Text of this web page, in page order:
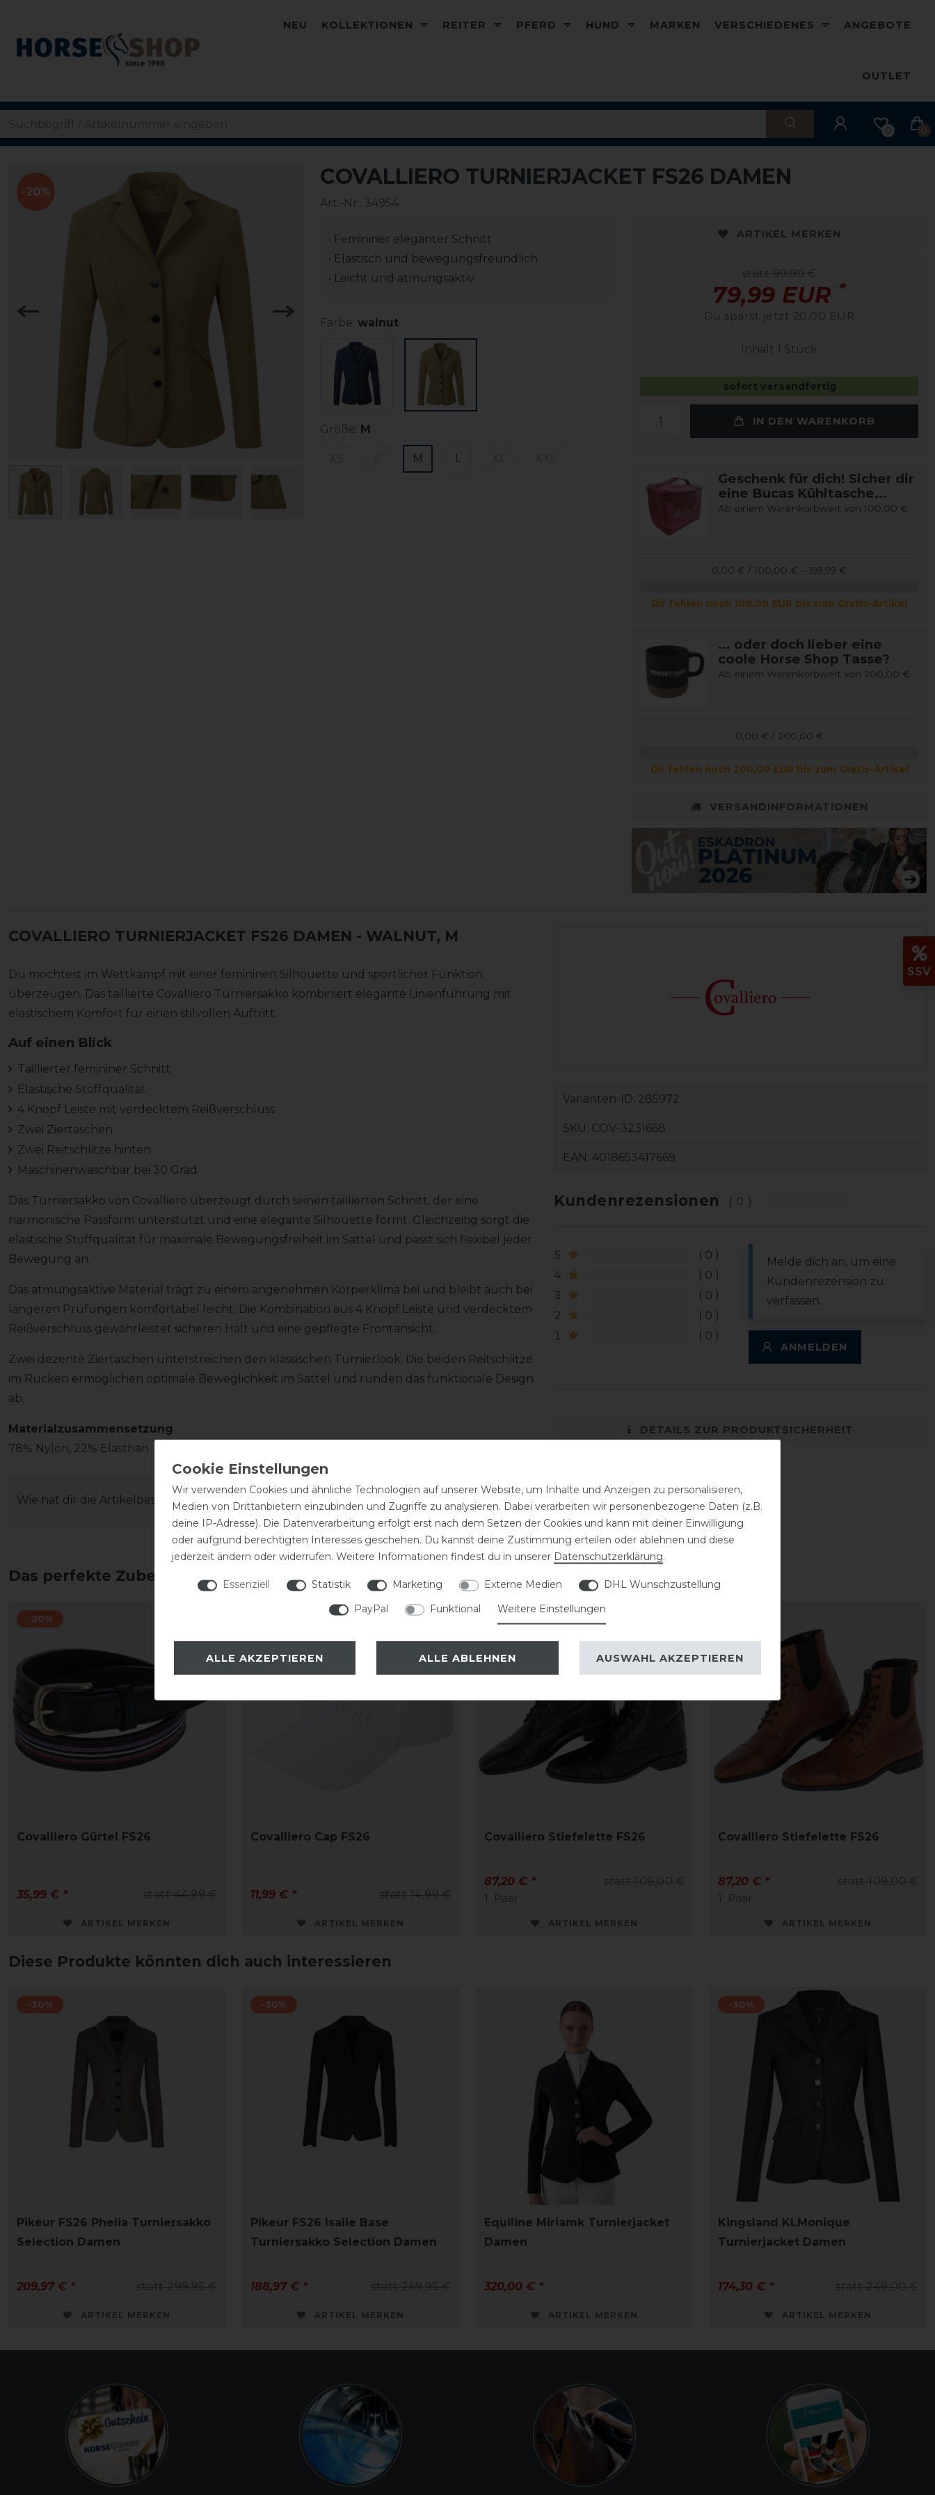
NEU KOLLEKTIONEN REITER PFERD HUND MARKEN VERSCHIEDENES ANGEBOTE
OUTLET
0 0
-20%
COVALLIERO TURNIERJACKET FS26 DAMEN
Art.-Nr.: 34954
• Femininer eleganter Schnitt
• Elastisch und bewegungsfreundlich
• Leicht und atmungsaktiv
Farbe: walnut
Größe: M
M L
ARTIKEL MERKEN
statt 99,99 €
79,99 EUR *
Du sparst jetzt 20,00 EUR
Inhalt 1 Stück
sofort versandfertig
IN DEN WARENKORB
Geschenk für dich! Sicher dir
eine Bucas Kühltasche...
Ab einem Warenkorbwert von 100,00 €
0,00 € / 100,00 € – 199,99 €
Dir fehlen noch 100,00 EUR bis zum Gratis-Artikel
... oder doch lieber eine
coole Horse Shop Tasse?
Ab einem Warenkorbwert von 200,00 €
0,00 € / 200,00 €
Dir fehlen noch 200,00 EUR bis zum Gratis-Artikel
VERSANDINFORMATIONEN
COVALLIERO TURNIERJACKET FS26 DAMEN - WALNUT, M
Du möchtest im Wettkampf mit einer femininen Silhouette und sportlicher Funktion
überzeugen. Das taillierte Covalliero Turniersakko kombiniert elegante Linienführung mit
elastischem Komfort für einen stilvollen Auftritt.
Auf einen Blick
Taillierter femininer Schnitt
Elastische Stoffqualität
4 Knopf Leiste mit verdecktem Reißverschluss
Zwei Ziertaschen
Zwei Reitschlitze hinten
Maschinenwaschbar bei 30 Grad
Das Turniersakko von Covalliero überzeugt durch seinen taillierten Schnitt, der eine
harmonische Passform unterstützt und eine elegante Silhouette formt. Gleichzeitig sorgt die
elastische Stoffqualität für maximale Bewegungsfreiheit im Sattel und passt sich flexibel jeder
Bewegung an.
Das atmungsaktive Material trägt zu einem angenehmen Körperklima bei und bleibt auch bei
längeren Prüfungen komfortabel leicht. Die Kombination aus 4 Knopf Leiste und verdecktem
Reißverschluss gewährleistet sicheren Halt und eine gepflegte Frontansicht.
Zwei dezente Ziertaschen unterstreichen den klassischen Turnierlook. Die beiden Reitschlitze
im Rücken ermöglichen optimale Beweglichkeit im Sattel und runden das funktionale Design
ab.
Materialzusammensetzung
78% Nylon, 22% Elasthan
Wie hat dir die Artikelbeschreibung gefallen?
Varianten-ID: 285972
SKU: COV-3231668
EAN: 4018653417669
Kundenrezensionen (0)
5
0
4
0
3
0
2
0
1
0
Melde dich an, um eine
Kundenrezension zu
verfassen.
ANMELDEN
DETAILS ZUR PRODUKTSICHERHEIT
Das perfekte Zubehör für dich
-20%
Covalliero Gürtel FS26
statt 44,99 €
35,99 € *
ARTIKEL MERKEN
Covalliero Cap FS26
statt 14,99 €
11,99 € *
ARTIKEL MERKEN
Covalliero Stiefelette FS26
statt 109,00 €
87,20 € *
1
Paar
ARTIKEL MERKEN
Covalliero Stiefelette FS26
statt 109,00 €
87,20 € *
1
Paar
ARTIKEL MERKEN
Diese Produkte könnten dich auch interessieren
-30%
Pikeur FS26 Phelia Turniersakko
Selection Damen
statt 299,95 €
209,97 € *
ARTIKEL MERKEN
-30%
Pikeur FS26 Isalie Base
Turniersakko Selection Damen
statt 269,95 €
188,97 € *
ARTIKEL MERKEN
Equiline Miriamk Turnierjacket
Damen
320,00 € *
ARTIKEL MERKEN
-30%
Kingsland KLMonique
Turnierjacket Damen
statt 249,00 €
174,30 € *
ARTIKEL MERKEN
SSV
Wir verwenden Cookies und ähnliche Technologien auf unserer Website, um Inhalte und Anzeigen zu personalisieren,
Medien von Drittanbietern einzubinden und Zugriffe zu analysieren. Dabei verarbeiten wir personenbezogene Daten (z.B.
deine IP-Adresse). Die Datenverarbeitung erfolgt erst nach dem Setzen der Cookies und kann mit deiner Einwilligung
oder aufgrund berechtigten Interesses geschehen. Du kannst deine Zustimmung erteilen oder ablehnen und diese
jederzeit ändern oder widerrufen. Weitere Informationen findest du in unserer Daten­schutz­erklärung.
Essenziell Statistik Marketing Externe Medien
DHL Wunschzustellung
PayPal
Funktional Weitere Einstellungen
ALLE AKZEPTIEREN ALLE ABLEHNEN AUSWAHL AKZEPTIEREN